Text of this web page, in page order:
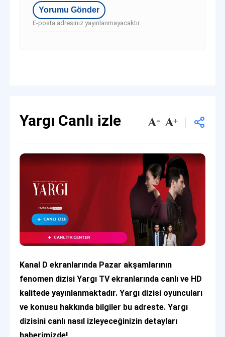
E-posta adresiniz yayınlanmayacaktır.
Yargı Canlı izle
Kanal D ekranlarında Pazar akşamlarının
fenomen dizisi Yargı TV ekranlarında canlı ve HD
kalitede yayınlanmaktadır. Yargı dizisi oyuncuları
ve konusu hakkında bilgiler bu adreste. Yargı
dizisini canlı nasıl izleyeceğinizin detayları